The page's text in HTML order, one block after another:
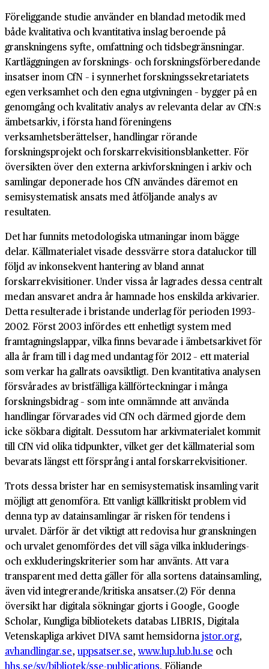
Föreliggande studie använder en blandad metodik med
både kvalitativa och kvantitativa inslag beroende på
granskningens syfte, omfattning och tidsbegränsningar.
Kartläggningen av forsknings- och forskningsförberedande
insatser inom CfN – i synnerhet forskningssekretariatets
egen verksamhet och den egna utgivningen – bygger på en
genomgång och kvalitativ analys av relevanta delar av CfN:s
ämbetsarkiv, i första hand föreningens
verksamhetsberättelser, handlingar rörande
forskningsprojekt och forskarrekvisitionsblanketter. För
översikten över den externa arkivforskningen i arkiv och
samlingar deponerade hos CfN användes däremot en
semisystematisk ansats med åtföljande analys av
resultaten.
Det har funnits metodologiska utmaningar inom bägge
delar. Källmaterialet visade dessvärre stora dataluckor till
följd av inkonsekvent hantering av bland annat
forskarrekvisitioner. Under vissa år lagrades dessa centralt
medan ansvaret andra år hamnade hos enskilda arkivarier.
Detta resulterade i bristande underlag för perioden 1993–
2002. Först 2003 infördes ett enhetligt system med
framtagningslappar, vilka finns bevarade i ämbetsarkivet för
alla år fram till i dag med undantag för 2012 – ett material
som verkar ha gallrats oavsiktligt. Den kvantitativa analysen
försvårades av bristfälliga källförteckningar i många
forskningsbidrag – som inte omnämnde att använda
handlingar förvarades vid CfN och därmed gjorde dem
icke sökbara digitalt. Dessutom har arkivmaterialet kommit
till CfN vid olika tidpunkter, vilket ger det källmaterial som
bevarats längst ett försprång i antal forskarrekvisitioner.
Trots dessa brister har en semisystematisk insamling varit
möjligt att genomföra. Ett vanligt källkritiskt problem vid
denna typ av datainsamlingar är risken för tendens i
urvalet. Därför är det viktigt att redovisa hur granskningen
och urvalet genomfördes det vill säga vilka inkluderings-
och exkluderingskriterier som har använts. Att vara
transparent med detta gäller för alla sortens datainsamling,
även vid integrerande/kritiska ansatser.(2) För denna
översikt har digitala sökningar gjorts i Google, Google
Scholar, Kungliga bibliotekets databas LIBRIS, Digitala
Vetenskapliga arkivet DIVA samt hemsidornajstor.org,
avhandlingar.se, uppsatser.se,www.lup.lub.lu.se och
hhs.se/sv/bibliotek/sse-publications. Följande